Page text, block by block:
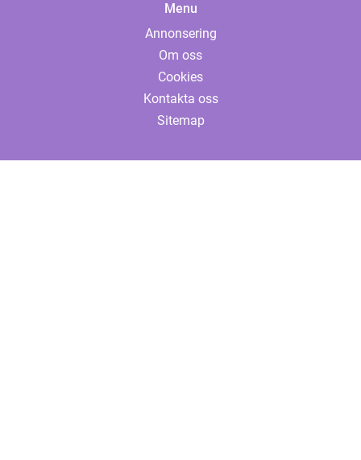
Menu
Annonsering
Om oss
Cookies
Kontakta oss
Sitemap